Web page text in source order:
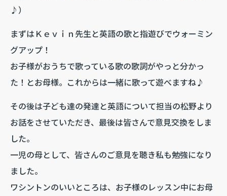
♪）
まずはＫｅｖｉｎ先生と英語の歌と指遊びでウォーミン
グアップ！
お子様がおうちで歌っている歌の歌詞がやっと分かっ
た！とお母様。これからは一緒に歌って遊べますね♪
その後は子ども達の発達と英語について担当の松野より
お話をさせていただき、最後は皆さんで意見交換をしま
した。
一児の母として、皆さんのご意見を聴き私も勉強になり
ました。
ワシントンのいいところは、お子様のレッスン中にお母